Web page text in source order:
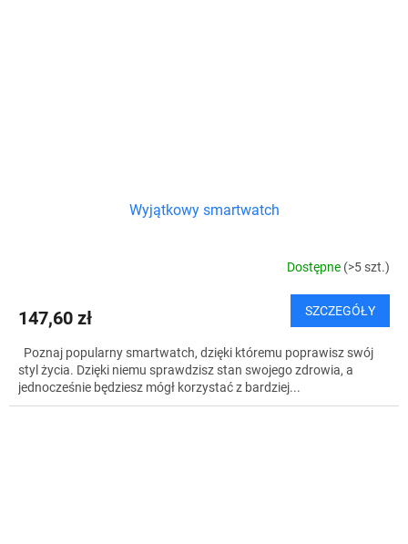
Wyjątkowy smartwatch
Dostępne (>5 szt.)
147,60 zł SZCZEGÓŁY
Poznaj popularny smartwatch, dzięki któremu poprawisz swój
styl życia. Dzięki niemu sprawdzisz stan swojego zdrowia, a
jednocześnie będziesz mógł korzystać z bardziej...